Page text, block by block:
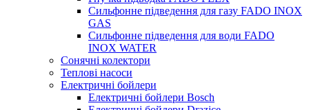
Сильфонне підведення для газу FADO INOX
GAS
Сильфонне підведення для води FADO
INOX WATER
Сонячні колектори
Теплові насоси
Електричні бойлери
Електричні бойлери Bosch